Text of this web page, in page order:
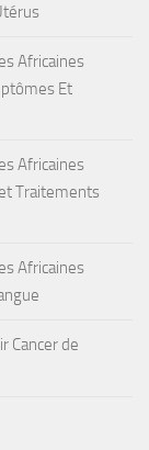
Africaines
Et
Africaines
Traitements
Africaines
Cancer de